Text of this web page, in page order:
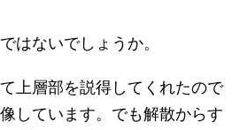
はないでしょうか。
上層部を説得してくれたので
しています。でも解散からす